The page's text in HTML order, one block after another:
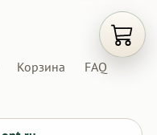
Корзина FAQ